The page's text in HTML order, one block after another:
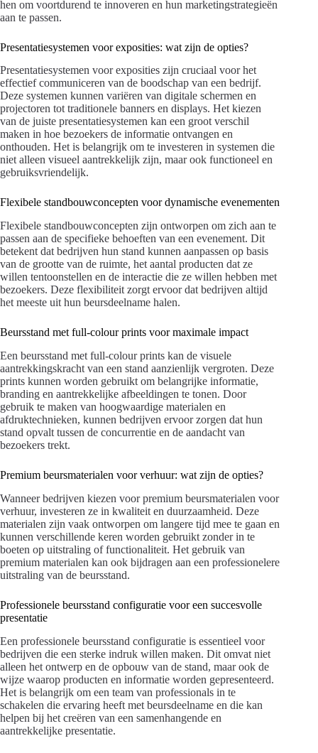
hen om voortdurend te innoveren en hun marketingstrategieën
aan te passen.
Presentatiesystemen voor exposities: wat zijn de opties?
Presentatiesystemen voor exposities zijn cruciaal voor het
effectief communiceren van de boodschap van een bedrijf.
Deze systemen kunnen variëren van digitale schermen en
projectoren tot traditionele banners en displays. Het kiezen
van de juiste presentatiesystemen kan een groot verschil
maken in hoe bezoekers de informatie ontvangen en
onthouden. Het is belangrijk om te investeren in systemen die
niet alleen visueel aantrekkelijk zijn, maar ook functioneel en
gebruiksvriendelijk.
Flexibele standbouwconcepten voor dynamische evenementen
Flexibele standbouwconcepten zijn ontworpen om zich aan te
passen aan de specifieke behoeften van een evenement. Dit
betekent dat bedrijven hun stand kunnen aanpassen op basis
van de grootte van de ruimte, het aantal producten dat ze
willen tentoonstellen en de interactie die ze willen hebben met
bezoekers. Deze flexibiliteit zorgt ervoor dat bedrijven altijd
het meeste uit hun beursdeelname halen.
Beursstand met full-colour prints voor maximale impact
Een beursstand met full-colour prints kan de visuele
aantrekkingskracht van een stand aanzienlijk vergroten. Deze
prints kunnen worden gebruikt om belangrijke informatie,
branding en aantrekkelijke afbeeldingen te tonen. Door
gebruik te maken van hoogwaardige materialen en
afdruktechnieken, kunnen bedrijven ervoor zorgen dat hun
stand opvalt tussen de concurrentie en de aandacht van
bezoekers trekt.
Premium beursmaterialen voor verhuur: wat zijn de opties?
Wanneer bedrijven kiezen voor premium beursmaterialen voor
verhuur, investeren ze in kwaliteit en duurzaamheid. Deze
materialen zijn vaak ontworpen om langere tijd mee te gaan en
kunnen verschillende keren worden gebruikt zonder in te
boeten op uitstraling of functionaliteit. Het gebruik van
premium materialen kan ook bijdragen aan een professionelere
uitstraling van de beursstand.
Professionele beursstand configuratie voor een succesvolle
presentatie
Een professionele beursstand configuratie is essentieel voor
bedrijven die een sterke indruk willen maken. Dit omvat niet
alleen het ontwerp en de opbouw van de stand, maar ook de
wijze waarop producten en informatie worden gepresenteerd.
Het is belangrijk om een team van professionals in te
schakelen die ervaring heeft met beursdeelname en die kan
helpen bij het creëren van een samenhangende en
aantrekkelijke presentatie.